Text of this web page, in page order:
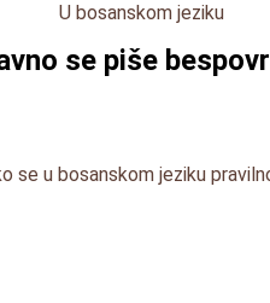
U bosanskom jeziku
se piše
se u bosanskom jeziku